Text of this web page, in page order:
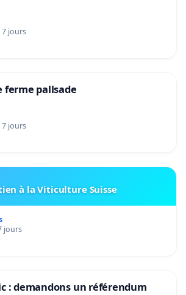
7 jours
ferme pallsade
7 jours
à la Viticulture Suisse
jours
: demandons un référendum